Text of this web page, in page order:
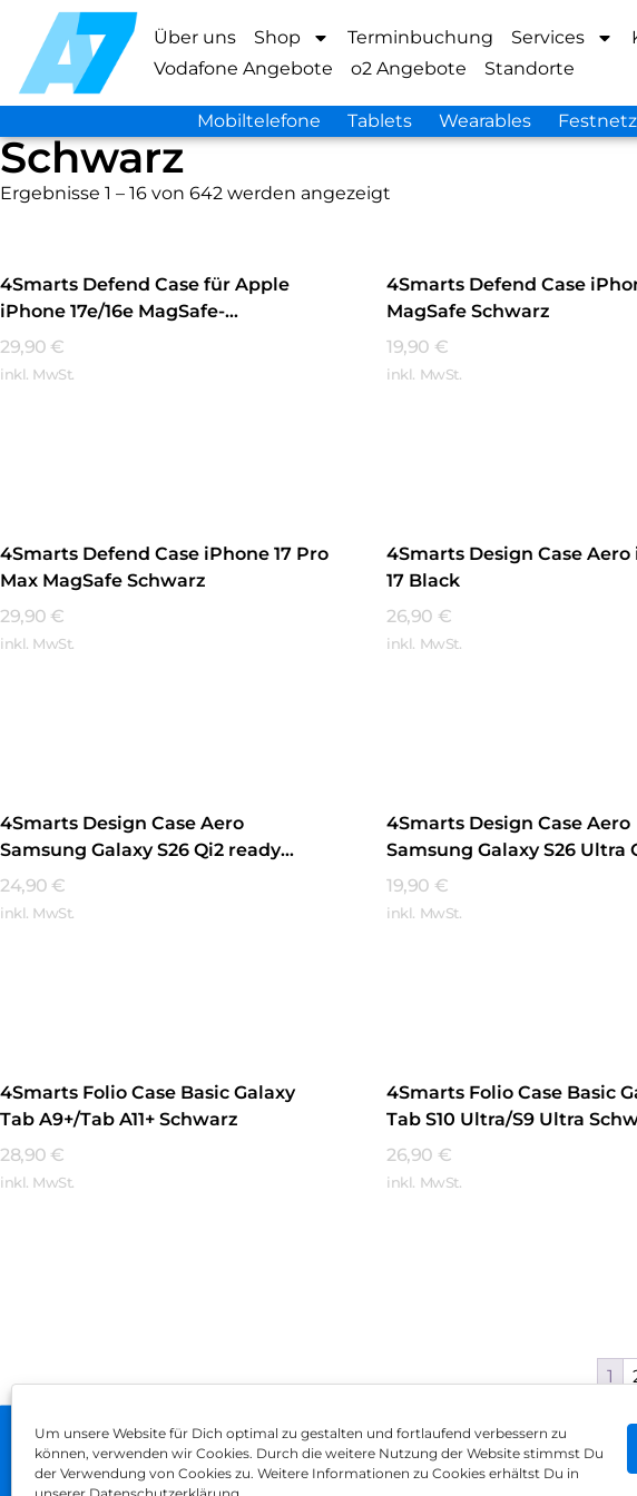
Um unsere Website für Dich optimal zu gestalten und fortlaufend verbessern zu
können, verwenden wir Cookies. Durch die weitere Nutzung der Website stimmst Du
der Verwendung von Cookies zu. Weitere Informationen zu Cookies erhältst Du in
Über uns Shop Terminbuchung Services
Vodafone Angebote
o2 Angebote Standorte
Mobiltelefone Tablets Wearables Festnetz
Schwarz
Ergebnisse 1 – 16 von 642 werden angezeigt
4Smarts Defend Case für Apple
iPhone 17e/16e MagSafe-
kompatibel Schwarz
29,90 €
inkl. MwSt.
4Smarts Defend Case
MagSafe Schwarz
19,90 €
inkl. MwSt.
4Smarts Defend Case iPhone 17 Pro
Max MagSafe Schwarz
29,90 €
inkl. MwSt.
4Smarts Design Case Aero
17 Black
26,90 €
inkl. MwSt.
4Smarts Design Case Aero
Samsung Galaxy S26 Qi2 ready
Schwarz
24,90 €
inkl. MwSt.
4Smarts Design Case Aero
Samsung Galaxy S26 Ultra
ready Schwarz
19,90 €
inkl. MwSt.
4Smarts Folio Case Basic Galaxy
Tab A9+/Tab A11+ Schwarz
28,90 €
inkl. MwSt.
4Smarts Folio Case Basic
Tab S10 Ultra/S9 Ultra
26,90 €
inkl. MwSt.
1
Impressum AGB Datenschutz